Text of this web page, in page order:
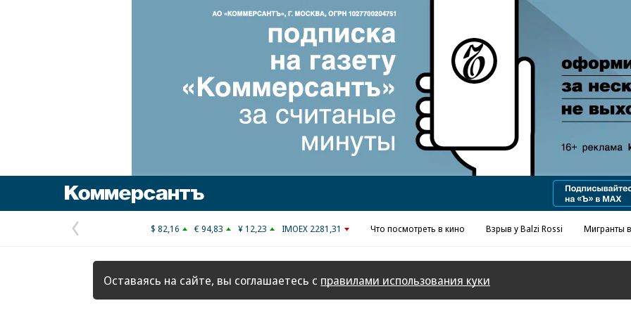
Реклама в «Ъ» www.kommersant.ru/ad
Предыдущая
страница
$ 82,16 € 94,83 ¥ 12,23 IMOEX 2281,31 Что посмотреть в кино Взрыв у Balzi Rossi Мигранты
Оставаясь на сайте, вы соглашаетесь с правилами использования куки